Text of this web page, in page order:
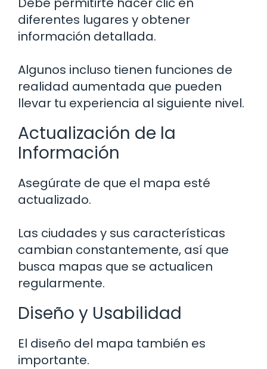
diferentes lugares y obtener
información detallada.
Algunos incluso tienen funciones de
realidad aumentada que pueden
llevar tu experiencia al siguiente nivel.
Actualización de la
Información
Asegúrate de que el mapa esté
actualizado.
Las ciudades y sus características
cambian constantemente, así que
busca mapas que se actualicen
regularmente.
Diseño y Usabilidad
El diseño del mapa también es
importante.